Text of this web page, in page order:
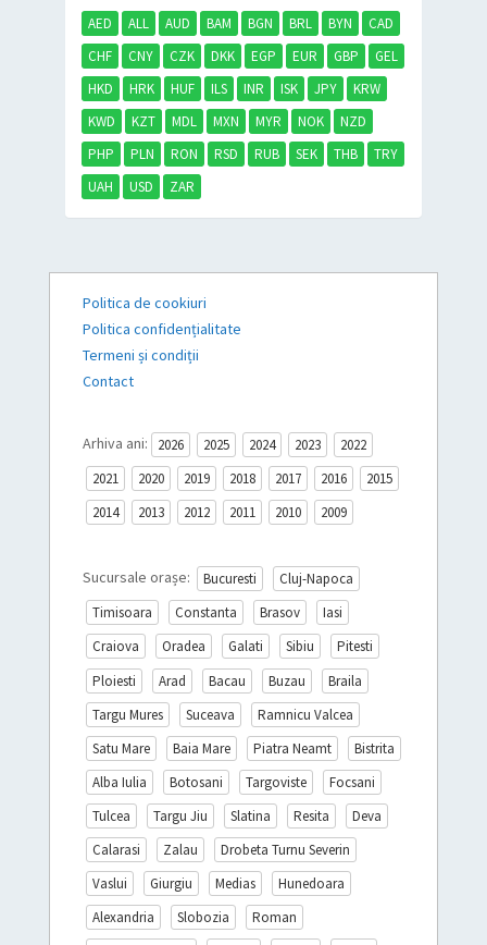
AED ALL AUD BAM BGN BRL BYN
CAD
CHF
CNY CZK DKK EGP EUR GBP
GEL
HKD
HRK HUF ILS INR ISK JPY
KRW
KWD
KZT MDL MXN MYR NOK
NZD
PHP
PLN RON RSD RUB SEK THB
TRY
UAH
USD ZAR
Politica de cookiuri
Politica confidențialitate
Termeni și condiții
Contact
Arhiva ani: 2026 2025 2024 2023
2022
2021
2020 2019 2018 2017 2016
2015
2014
2013 2012 2011 2010 2009
Sucursale orașe: Bucuresti
Cluj-Napoca
Timisoara
Constanta Brasov
Iasi
Craiova
Oradea Galati Sibiu
Pitesti
Ploiesti
Arad Bacau Buzau
Braila
Targu Mures
Suceava
Ramnicu Valcea
Satu Mare
Baia Mare Piatra Neamt
Bistrita
Alba Iulia
Botosani Targoviste
Focsani
Tulcea
Targu Jiu Slatina Resita
Deva
Calarasi
Zalau
Drobeta Turnu Severin
Vaslui
Giurgiu Medias
Hunedoara
Alexandria
Slobozia
Roman